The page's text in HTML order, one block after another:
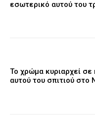
εσωτερικό αυτού του
Το χρώμα κυριαρχεί σε
αυτού του σπιτιού στο